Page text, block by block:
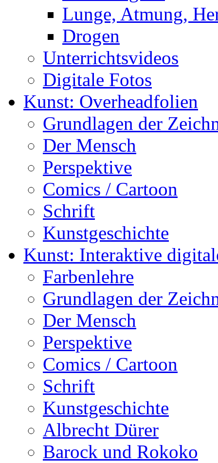
Lunge, Atmung,
Drogen
Unterrichtsvideos
Digitale Fotos
Kunst: Overheadfolien
Grundlagen der
Der Mensch
Perspektive
Comics / Cartoon
Schrift
Kunstgeschichte
Kunst: Interaktive
Farbenlehre
Grundlagen der
Der Mensch
Perspektive
Comics / Cartoon
Schrift
Kunstgeschichte
Albrecht Dürer
Barock und Rokoko